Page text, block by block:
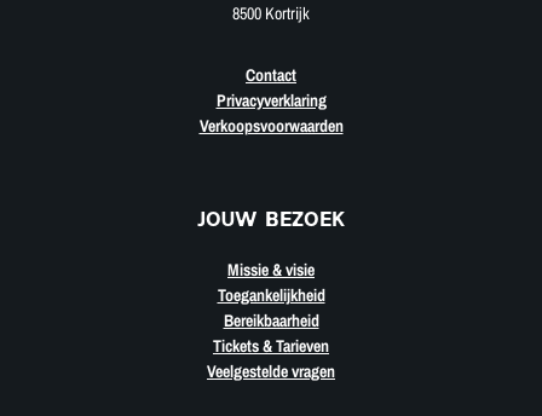
8500 Kortrijk
Contact
Privacyverklaring
Verkoopsvoorwaarden
JOUW BEZOEK
Missie & visie
Toegankelijkheid
Bereikbaarheid
Tickets & Tarieven
Veelgestelde vragen